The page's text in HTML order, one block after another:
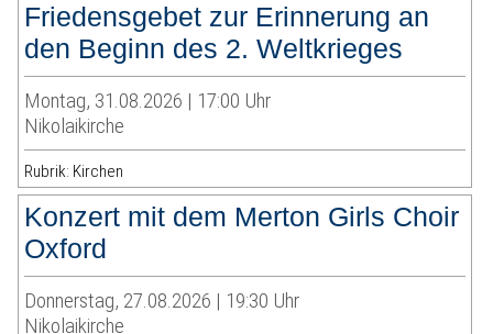
Friedensgebet zur Erinnerung an
den Beginn des 2. Weltkrieges
Montag, 31.08.2026 | 17:00 Uhr
Nikolaikirche
Rubrik: Kirchen
Konzert mit dem Merton Girls Choir
Oxford
Donnerstag, 27.08.2026 | 19:30 Uhr
Nikolaikirche